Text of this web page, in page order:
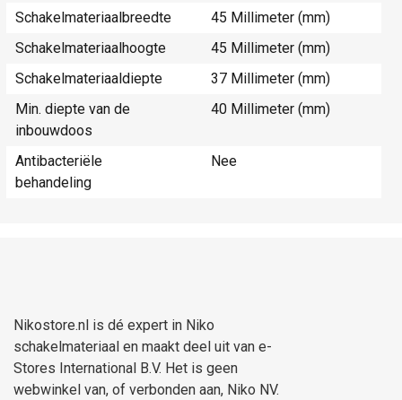
Schakelmateriaalbreedte
45 Millimeter (mm)
Schakelmateriaalhoogte
45 Millimeter (mm)
Schakelmateriaaldiepte
37 Millimeter (mm)
Min. diepte van de
inbouwdoos
40 Millimeter (mm)
Antibacteriële
behandeling
Nee
Nikostore.nl is dé expert in Niko
schakelmateriaal en maakt deel uit van e-
Stores International B.V. Het is geen
webwinkel van, of verbonden aan, Niko NV.